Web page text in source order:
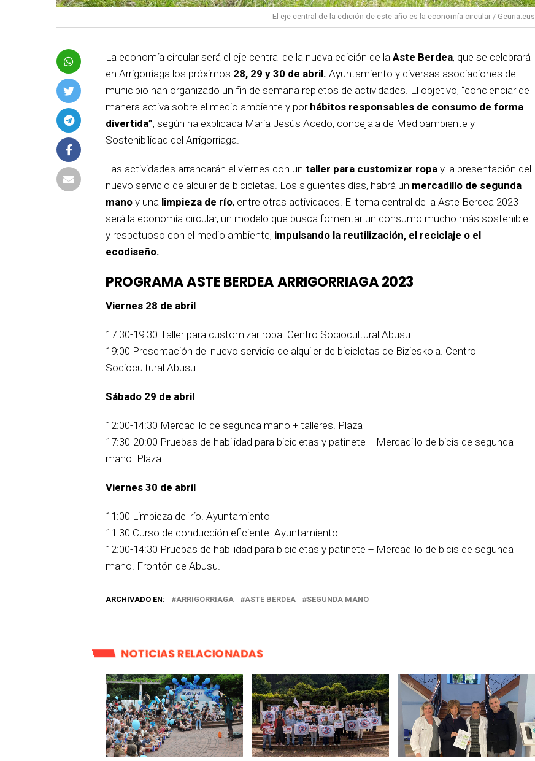
El eje central de la edición de este año es la economía circular / Geuria.eus
La economía circular será el eje central de la nueva edición de la Aste Berdea, que se celebrará
en Arrigorriaga los próximos 28, 29 y 30 de abril. Ayuntamiento y diversas asociaciones del
municipio han organizado un fin de semana repletos de actividades. El objetivo, “concienciar de
manera activa sobre el medio ambiente y porhábitos responsables de consumo de forma
divertida”, según ha explicada María Jesús Acedo, concejala de Medioambiente y
Sostenibilidad del Arrigorriaga.
Las actividades arrancarán el viernes con un taller para customizar ropa y la presentación del
nuevo servicio de alquiler de bicicletas. Los siguientes días, habrá un mercadillo de segunda
mano y una limpieza de río, entre otras actividades. El tema central de la Aste Berdea 2023
será la economía circular, un modelo que busca fomentar un consumo mucho más sostenible
y respetuoso con el medio ambiente, impulsando la reutilización, el reciclaje o el
ecodiseño.
PROGRAMA ASTE BERDEA ARRIGORRIAGA 2023
Viernes 28 de abril
17:30-19:30 Taller para customizar ropa. Centro Sociocultural Abusu
19:00 Presentación del nuevo servicio de alquiler de bicicletas de Bizieskola. Centro
Sociocultural Abusu
Sábado 29 de abril
12:00-14:30 Mercadillo de segunda mano + talleres. Plaza
17:30-20:00 Pruebas de habilidad para bicicletas y patinete + Mercadillo de bicis de segunda
mano. Plaza
Viernes 30 de abril
11:00 Limpieza del río. Ayuntamiento
11:30 Curso de conducción eficiente. Ayuntamiento
12:00-14:30 Pruebas de habilidad para bicicletas y patinete + Mercadillo de bicis de segunda
mano. Frontón de Abusu.
ARCHIVADO EN: ARRIGORRIAGA ASTE BERDEA SEGUNDA MANO
NOTICIAS RELACIONADAS